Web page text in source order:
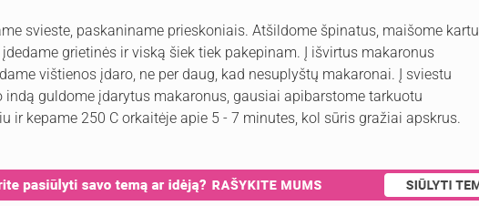
svieste, paskaniname prieskoniais. Atšildome špinatus, maišome kartu
grietinės ir viską šiek tiek pakepinam. Į išvirtus makaronus
vištienos įdaro, ne per daug, kad nesuplyštų makaronai. Į sviestu
indą guldome įdarytus makaronus, gausiai apibarstome tarkuotu
ir kepame 250 C orkaitėje apie 5 - 7 minutes, kol sūris gražiai apskrus.